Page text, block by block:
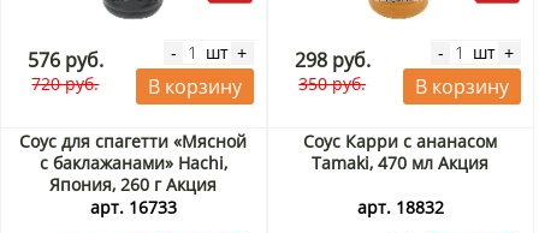
576 руб.
720 руб.
- шт +
В корзину
298 руб.
350 руб.
- шт +
В корзину
Соус для спагетти «Мясной
с баклажанами» Hachi,
Япония, 260 г Акция
арт. 16733
Соус Карри с ананасом
Tamaki, 470 мл Акция
арт. 18832